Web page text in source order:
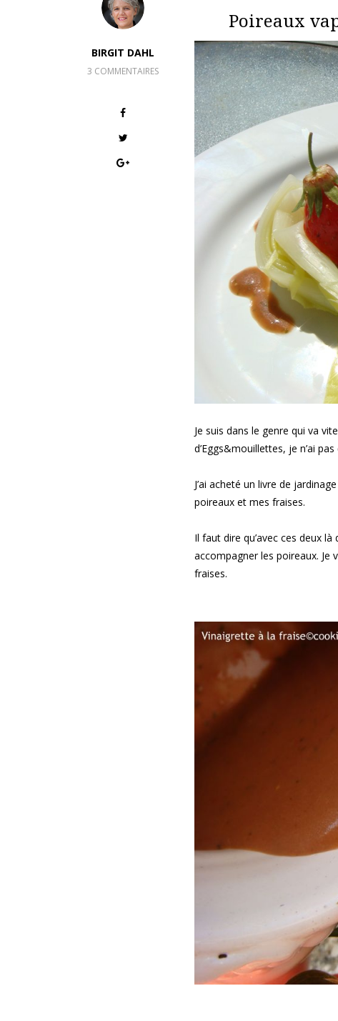
BIRGIT DAHL
3 COMMENTAIRES
Poireaux
Je suis dans le genre qui va
d’Eggs&mouillettes, je n’ai
J’ai acheté un livre de
poireaux et mes fraises.
Il faut dire qu’avec ces deux
accompagner les poireaux. Je
fraises.